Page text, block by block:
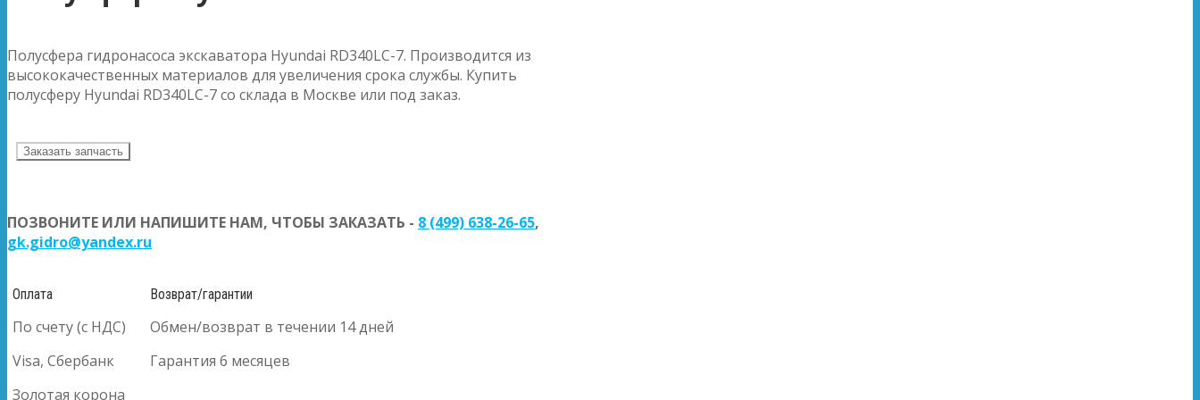
Полусфера гидронасоса экскаватора Hyundai RD340LC-7. Производится из
высококачественных материалов для увеличения срока службы. Купить
полусферу Hyundai RD340LC-7 со склада в Москве или под заказ.
Заказать запчасть
ПОЗВОНИТЕ ИЛИ НАПИШИТЕ НАМ, ЧТОБЫ ЗАКАЗАТЬ - 8 (499) 638-26-65,
gk.gidro@yandex.ru
Оплата
По счету (с НДС)
Visa, Сбербанк
Золотая корона
Возврат/гарантии
Обмен/возврат в течении 14 дней
Гарантия 6 месяцев